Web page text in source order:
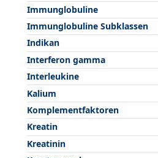
Immunglobuline
Immunglobuline Subklassen
Indikan
Interferon gamma
Interleukine
Kalium
Komplementfaktoren
Kreatin
Kreatinin